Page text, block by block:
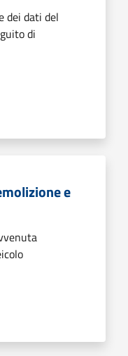
dei dati del
di
e